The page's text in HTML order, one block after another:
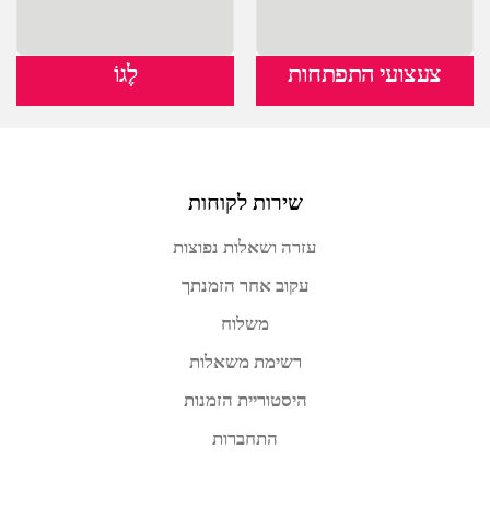
צעצועי התפתחות לֶגוֹ
שירות לקוחות
עזרה ושאלות נפוצות
עקוב אחר הזמנתך
משלוח
רשימת משאלות
היסטוריית הזמנות
התחברות